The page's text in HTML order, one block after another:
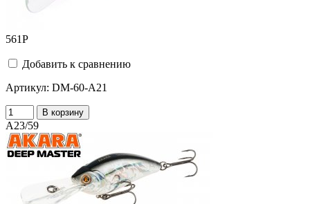
561Р
Добавить к сравнению
Артикул: DM-60-A21
В корзину
A23/59